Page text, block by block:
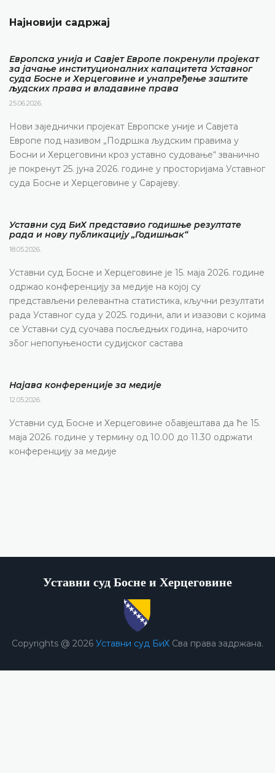
Најновији садржај
Европска унија и Савјет Европе покренули пројекат
за јачање институционалних капацитета Уставног
суда Босне и Херцеговине и унапређење заштите
људских права и владавине права
25.06.2026.
Нови заједнички пројекат Европске уније и Савјета
Европе под називом „Подршка људским правима у
Босни и Херцеговини кроз уставно судовање“ званично
је покренут 25. јуна 2026. године у просторијама Уставног
суда Босне и Херцеговине у Сарајеву.
Уставни суд БиХ представио годишње резултате
рада и нову публикацију „Годишњак“
18.05.2026.
Уставни суд Босне и Херцеговине је 15. маја 2026. године
одржао конференцију за медије на којој су
представљени релевантна статистика, кључни резултати
рада Уставног суда у 2025. години, али и изазови с којима
се Уставни суд суочава посљедњих година, нарочито
због непопуњености судијског састава
Најава конференције за медије
12.05.2026.
Уставни суд Босне и Херцеговине обавјештава да ће 15.
маја 2026. године у термину од 10.00 до 11.30 одржати
конференцију за медије
Уставни суд Босне и Херцеговине
Copyrights @ 2026 Уставни суд БиХ Сва права задржана.